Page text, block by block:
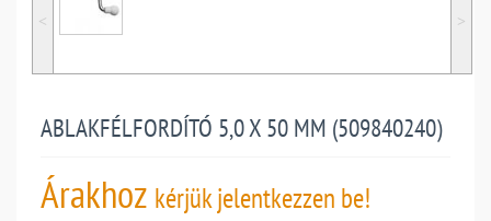
˂ ˃
ABLAKFÉLFORDÍTÓ 5,0 X 50 MM (509840240)
Árakhoz kérjük jelentkezzen be!